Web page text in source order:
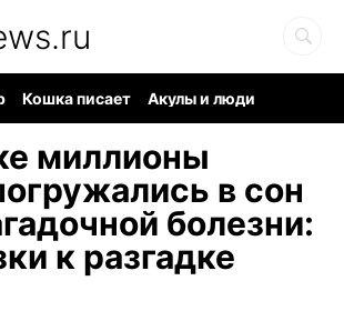
Кошка писает
Акулы и люди
миллионы
в сон
болезни:
к разгадке